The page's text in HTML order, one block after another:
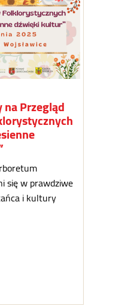
na Przegląd
się w prawdziwe
i kultury